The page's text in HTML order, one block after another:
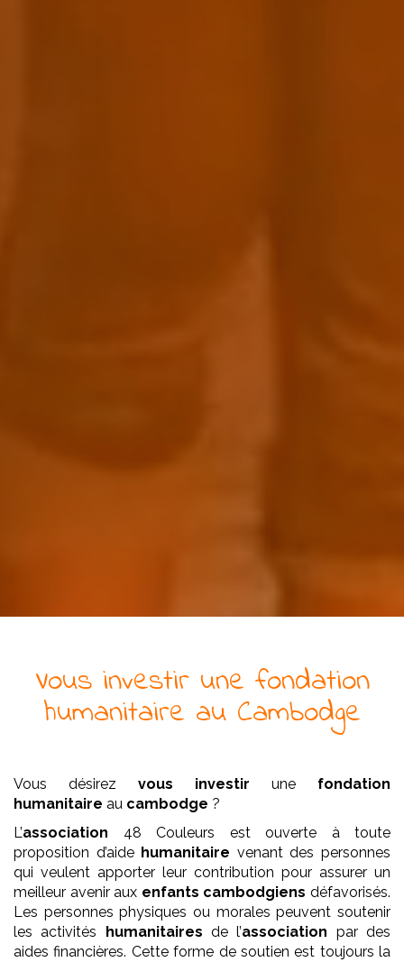
Vous investirune fondation
humanitaire au Cambodge
Vous désirez vous investir une fondation
humanitaire au cambodge ?
L’association 48 Couleurs est ouverte à toute
proposition d’aide humanitaire venant des personnes
qui veulent apporter leur contribution pour assurer un
meilleur avenir aux enfants cambodgiens défavorisés.
Les personnes physiques ou morales peuvent soutenir
les activités
humanitaires de l’association par des
aides financières. Cette forme de soutien est toujours la